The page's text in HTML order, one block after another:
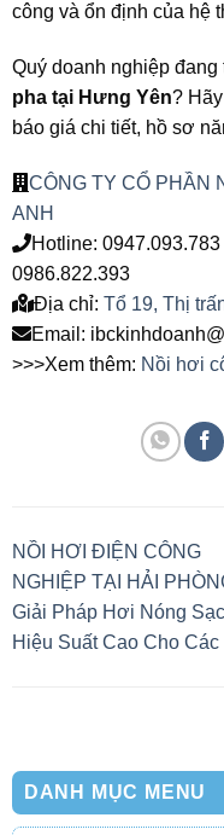
công và ổn định của hệ
Quý doanh nghiệp
pha tại Hưng Yên?
báo giá chi tiết, hồ sơ
CÔNG TY CỔ PHẦN
ANH
Hotline:
0986.822.393
Địa chỉ: Tổ 19, Thị
Email:
>>>Xem thêm: Nồi hơi
NỒI HƠI ĐIỆN CÔNG
NGHIỆP TẠI HẢI
Giải Pháp Hơi Nóng
Hiệu Suất Cao Cho Các
DANH MỤC MENU